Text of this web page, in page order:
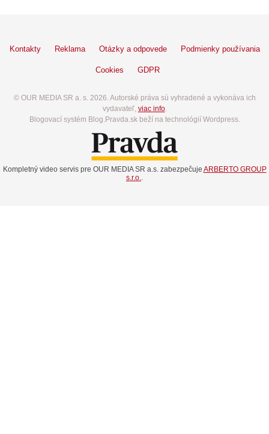
Kontakty Reklama Otázky a odpovede Podmienky používania
Cookies GDPR
© OUR MEDIA SR a. s. 2026. Autorské práva sú vyhradené a vykonáva ich
vydavateľ, viac info.
Blogovací systém Blog.Pravda.sk beží na technológií Wordpress.
Kompletný video servis pre OUR MEDIA SR a.s. zabezpečuje ARBERTO GROUP
s.r.o..